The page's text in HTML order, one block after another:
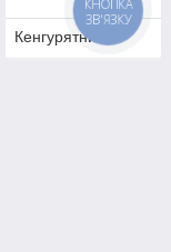
Кенгурятники
КНОПКА
ЗВ'ЯЗКУ